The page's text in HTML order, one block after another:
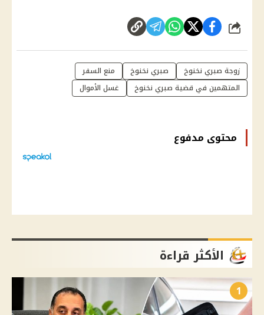
شارك
زوجة صبري نخنوخ صبري نخنوخ
منع السفر
المتهمين في قضية صبري نخنوخ
غسل الأموال
محتوى مدفوع
الأكثر قراءة
1